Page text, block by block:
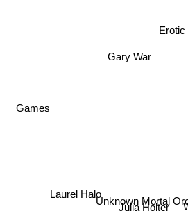
Gary War
Games
Unknown Mortal
Laurel Halo